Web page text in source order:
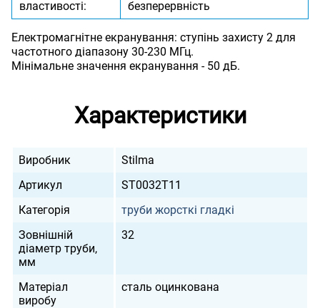
властивості: безперервність
Електромагнітне екранування: ступінь захисту 2 для
частотного діапазону 30-230 МГц.
Мінімальне значення екранування - 50 дБ.
Характеристики
Виробник
Stilma
Артикул
ST0032T11
Категорія
труби жорсткі гладкі
Зовнішній
діаметр труби,
мм
32
Матеріал
виробу
сталь оцинкована